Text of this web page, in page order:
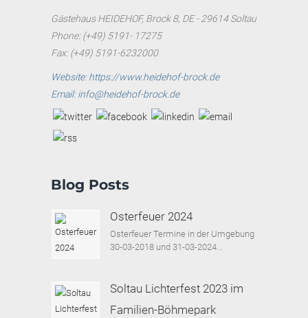
Gästehaus HEIDEHOF, Brock 8, DE - 29614 Soltau
Phone: (+49) 5191- 17275
Fax: (+49) 5191-6232000
Website: https://www.heidehof-brock.de
Email: info@heidehof-brock.de
Blog Posts
Osterfeuer 2024
Osterfeuer Termine in der Umgebung
30-03-2018 und 31-03-2024...
Soltau Lichterfest 2023 im
Familien-Böhmepark